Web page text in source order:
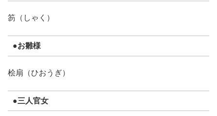
笏（しゃく）
●お雛様
桧扇（ひおうぎ）
●三人官女